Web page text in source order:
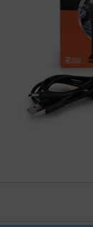
/ GROSSSPEICHER